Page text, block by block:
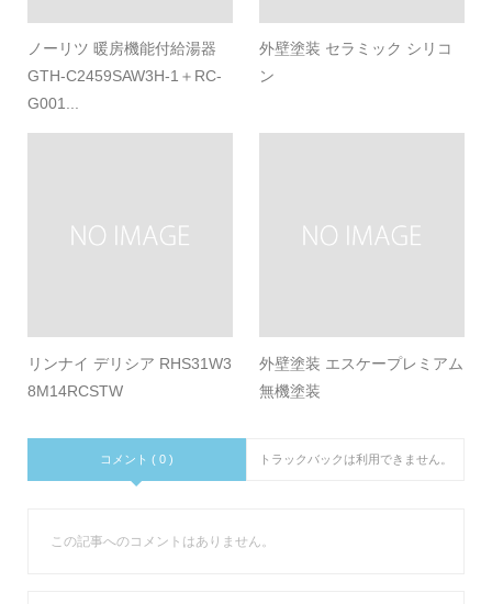
ノーリツ 暖房機能付給湯器
GTH-C2459SAW3H-1＋RC-
G001...
外壁塗装 セラミック シリコ
ン
リンナイ デリシア RHS31W3
8M14RCSTW
外壁塗装 エスケープレミアム
無機塗装
コメント ( 0 ) トラックバックは利用できません。
この記事へのコメントはありません。